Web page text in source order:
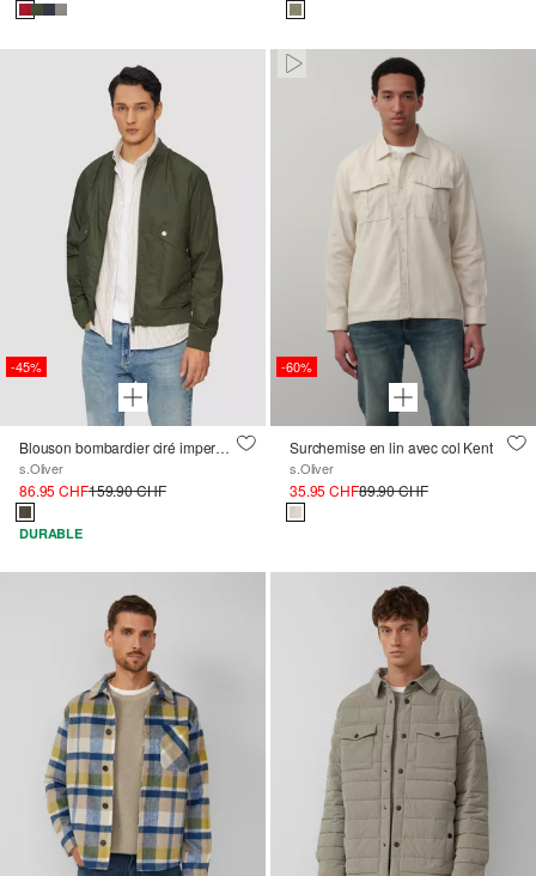
-45%
Blouson bombardier ciré imperméable
s.Oliver
86.95 CHF159.90 CHF
DURABLE
Paused • Muted
-60%
Surchemise en lin avec col Kent
s.Oliver
35.95 CHF89.90 CHF